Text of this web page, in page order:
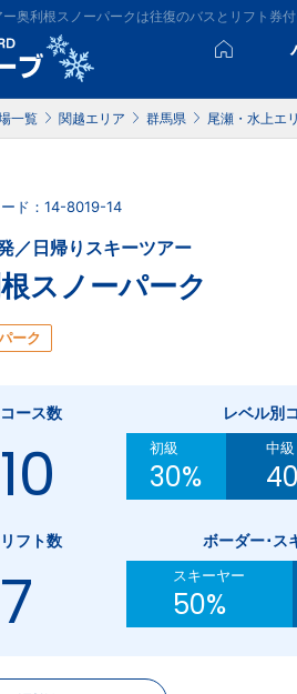
奥利根スノーパークは往復のバスとリフト券付
一覧 関越エリア 群馬県 尾瀬・水上エ
ド：14-8019-14
／日帰りスキーツアー
スノーパーク
ーク
コース数
10
リフト数
7
レベル別
初級
30%
中級
ボーダー･ス
スキーヤー
50%